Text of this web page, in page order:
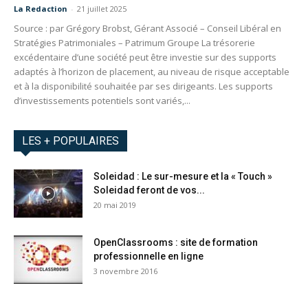
La Redaction - 21 juillet 2025
Source : par Grégory Brobst, Gérant Associé – Conseil Libéral en
Stratégies Patrimoniales – Patrimum Groupe La trésorerie
excédentaire d’une société peut être investie sur des supports
adaptés à l’horizon de placement, au niveau de risque acceptable
et à la disponibilité souhaitée par ses dirigeants. Les supports
d’investissements potentiels sont variés,...
LES + POPULAIRES
Soleidad : Le sur-mesure et la « Touch »
Soleidad feront de vos...
20 mai 2019
OpenClassrooms : site de formation
professionnelle en ligne
3 novembre 2016